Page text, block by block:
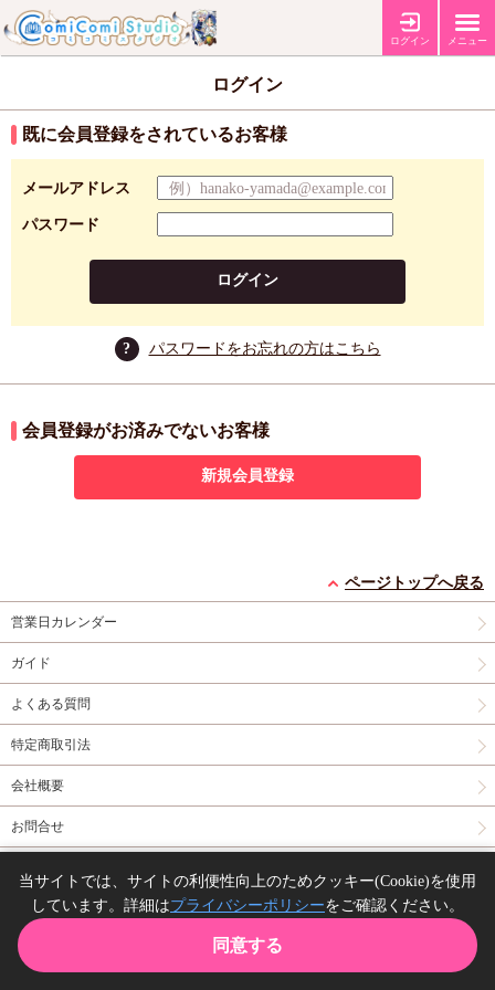
ログイン メニュー
ログイン
既に会員登録をされているお客様
メールアドレス
パスワード
ログイン
? パスワードをお忘れの方はこちら
会員登録がお済みでないお客様
新規会員登録
ページトップへ戻る
営業日カレンダー
ガイド
よくある質問
特定商取引法
会社概要
お問合せ
Copyright(C) comicomi studio. All right reserved.
当サイトでは、サイトの利便性向上のためクッキー(Cookie)を使用
しています。詳細はプライバシーポリシーをご確認ください。
同意する